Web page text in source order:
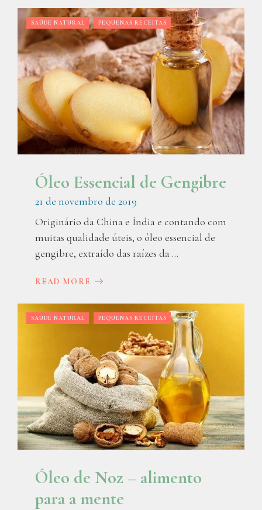
SAÚDE NATURAL PEQUENAS RECEITAS
Óleo Essencial de Gengibre
21 de novembro de 2019
Originário da China e Índia e contando com
muitas qualidade úteis, o óleo essencial de
gengibre, extraído das raízes da ...
READ MORE
SAÚDE NATURAL PEQUENAS RECEITAS
Óleo de Noz – alimento
para a mente